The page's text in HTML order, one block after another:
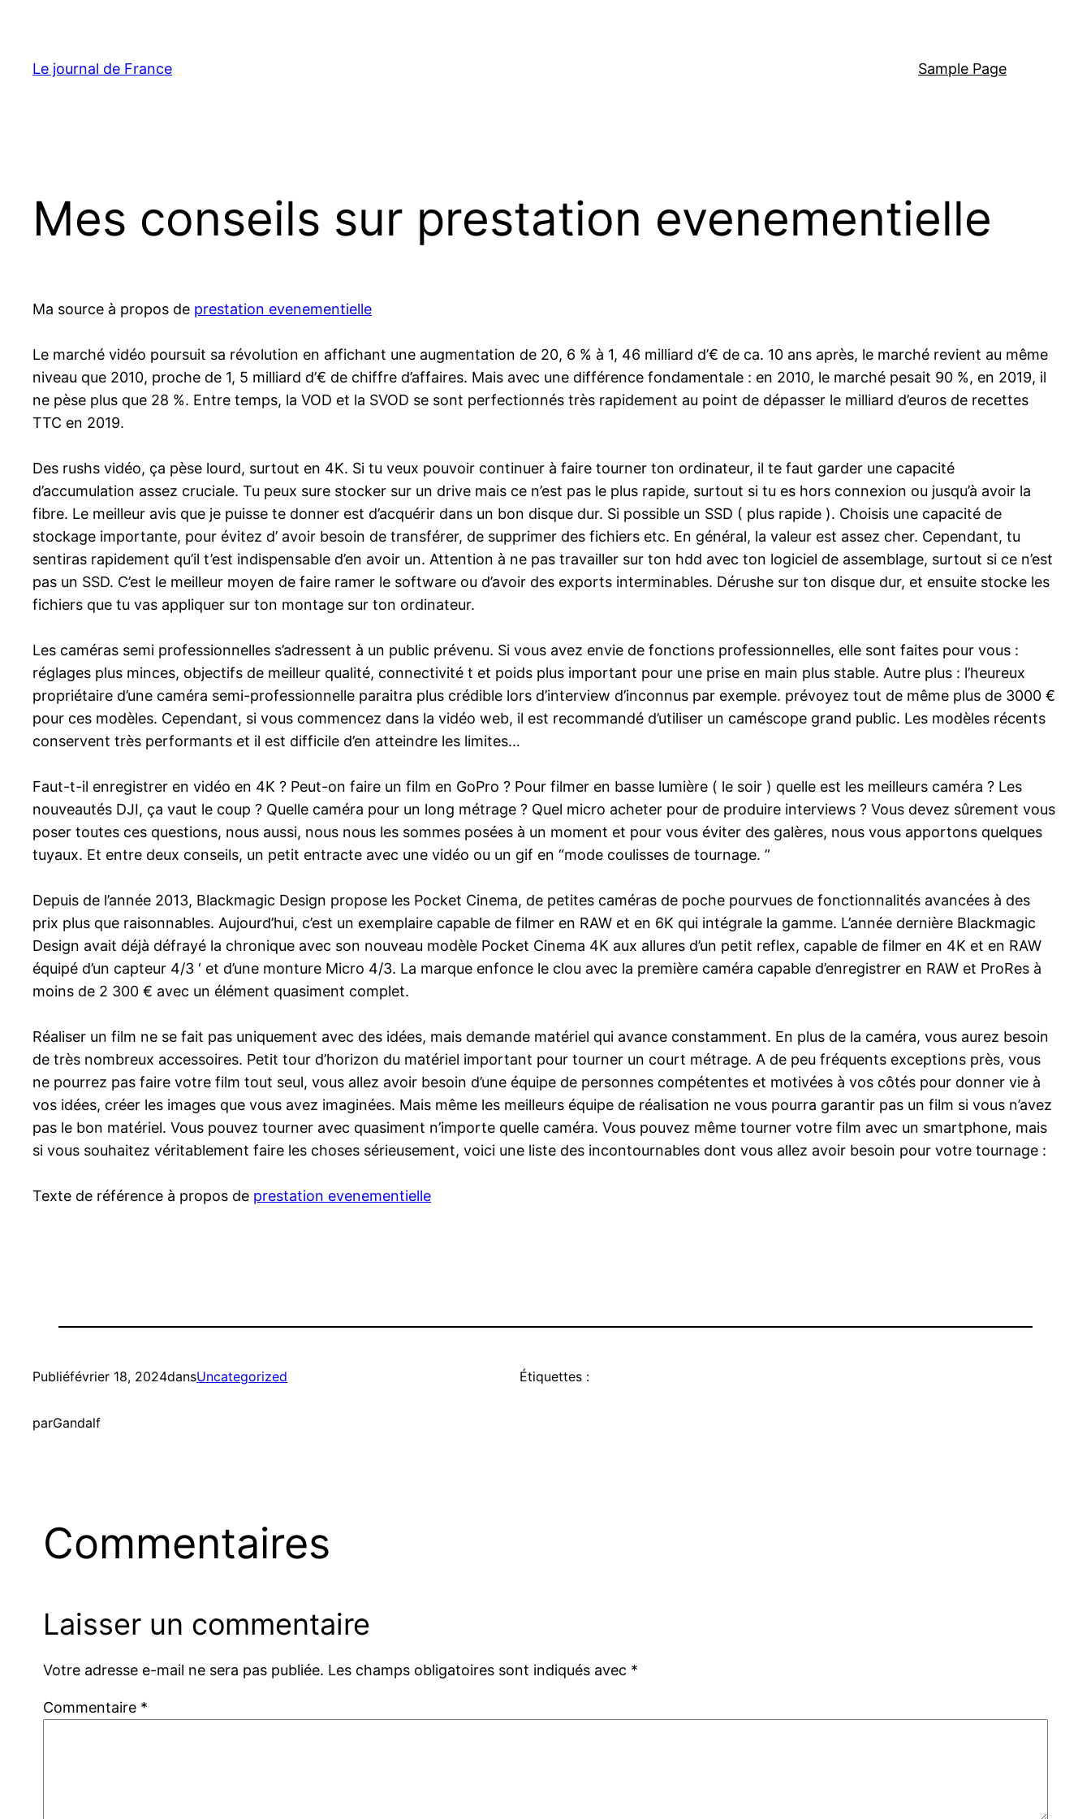
contenu
Le journal de France Sample Page
Mes conseils sur prestation evenementielle
Ma source à propos de prestation evenementielle
Le marché vidéo poursuit sa révolution en affichant une augmentation de 20, 6 % à 1, 46 milliard d’€ de ca. 10 ans après, le marché revient au même
niveau que 2010, proche de 1, 5 milliard d’€ de chiffre d’affaires. Mais avec une différence fondamentale : en 2010, le marché pesait 90 %, en 2019, il
ne pèse plus que 28 %. Entre temps, la VOD et la SVOD se sont perfectionnés très rapidement au point de dépasser le milliard d’euros de recettes
TTC en 2019.
Des rushs vidéo, ça pèse lourd, surtout en 4K. Si tu veux pouvoir continuer à faire tourner ton ordinateur, il te faut garder une capacité
d’accumulation assez cruciale. Tu peux sure stocker sur un drive mais ce n’est pas le plus rapide, surtout si tu es hors connexion ou jusqu’à avoir la
fibre. Le meilleur avis que je puisse te donner est d’acquérir dans un bon disque dur. Si possible un SSD ( plus rapide ). Choisis une capacité de
stockage importante, pour évitez d’ avoir besoin de transférer, de supprimer des fichiers etc. En général, la valeur est assez cher. Cependant, tu
sentiras rapidement qu’il t’est indispensable d’en avoir un. Attention à ne pas travailler sur ton hdd avec ton logiciel de assemblage, surtout si ce n’est
pas un SSD. C’est le meilleur moyen de faire ramer le software ou d’avoir des exports interminables. Dérushe sur ton disque dur, et ensuite stocke les
fichiers que tu vas appliquer sur ton montage sur ton ordinateur.
Les caméras semi professionnelles s’adressent à un public prévenu. Si vous avez envie de fonctions professionnelles, elle sont faites pour vous :
réglages plus minces, objectifs de meilleur qualité, connectivité t et poids plus important pour une prise en main plus stable. Autre plus : l’heureux
propriétaire d’une caméra semi-professionnelle paraitra plus crédible lors d’interview d’inconnus par exemple. prévoyez tout de même plus de 3000 €
pour ces modèles. Cependant, si vous commencez dans la vidéo web, il est recommandé d’utiliser un caméscope grand public. Les modèles récents
conservent très performants et il est difficile d’en atteindre les limites…
Faut-t-il enregistrer en vidéo en 4K ? Peut-on faire un film en GoPro ? Pour filmer en basse lumière ( le soir ) quelle est les meilleurs caméra ? Les
nouveautés DJI, ça vaut le coup ? Quelle caméra pour un long métrage ? Quel micro acheter pour de produire interviews ? Vous devez sûrement vous
poser toutes ces questions, nous aussi, nous nous les sommes posées à un moment et pour vous éviter des galères, nous vous apportons quelques
tuyaux. Et entre deux conseils, un petit entracte avec une vidéo ou un gif en “mode coulisses de tournage. ”
Depuis de l’année 2013, Blackmagic Design propose les Pocket Cinema, de petites caméras de poche pourvues de fonctionnalités avancées à des
prix plus que raisonnables. Aujourd’hui, c’est un exemplaire capable de filmer en RAW et en 6K qui intégrale la gamme. L’année dernière Blackmagic
Design avait déjà défrayé la chronique avec son nouveau modèle Pocket Cinema 4K aux allures d’un petit reflex, capable de filmer en 4K et en RAW
équipé d’un capteur 4/3 ‘ et d’une monture Micro 4/3. La marque enfonce le clou avec la première caméra capable d’enregistrer en RAW et ProRes à
moins de 2 300 € avec un élément quasiment complet.
Réaliser un film ne se fait pas uniquement avec des idées, mais demande matériel qui avance constamment. En plus de la caméra, vous aurez besoin
de très nombreux accessoires. Petit tour d’horizon du matériel important pour tourner un court métrage. A de peu fréquents exceptions près, vous
ne pourrez pas faire votre film tout seul, vous allez avoir besoin d’une équipe de personnes compétentes et motivées à vos côtés pour donner vie à
vos idées, créer les images que vous avez imaginées. Mais même les meilleurs équipe de réalisation ne vous pourra garantir pas un film si vous n’avez
pas le bon matériel. Vous pouvez tourner avec quasiment n’importe quelle caméra. Vous pouvez même tourner votre film avec un smartphone, mais
si vous souhaitez véritablement faire les choses sérieusement, voici une liste des incontournables dont vous allez avoir besoin pour votre tournage :
Texte de référence à propos de prestation evenementielle
Publiéfévrier 18, 2024dansUncategorized
parGandalf
Étiquettes :
Commentaires
Laisser un commentaire
Votre adresse e-mail ne sera pas publiée. Les champs obligatoires sont indiqués avec *
Commentaire *